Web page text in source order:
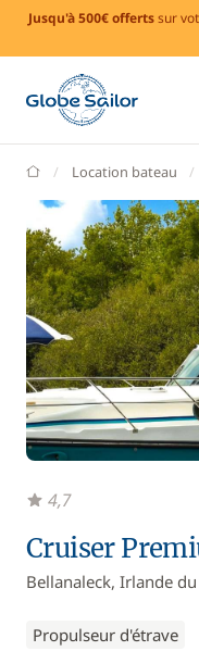
Jusqu'à 500€ offertssur
GlobeSailor
Location bateau
Cruiser
Bellanaleck, Irlande
Propulseur d'étrave
4,7